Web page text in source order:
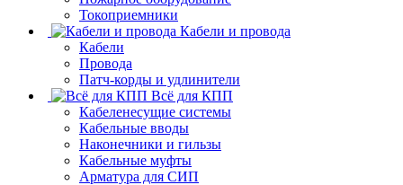
Токоприемники
Кабели и провода
Кабели
Провода
Патч-корды и удлинители
Всё для КПП
Кабеленесущие системы
Кабельные вводы
Наконечники и гильзы
Кабельные муфты
Арматура для СИП